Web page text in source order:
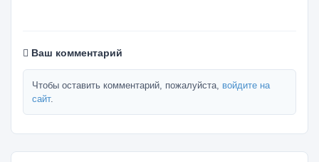
Ваш комментарий
Чтобы оставить комментарий, пожалуйста, войдите на
сайт.